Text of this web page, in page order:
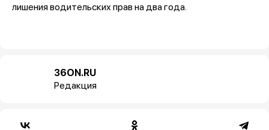
лишения водительских прав на два года.
36ON.RU
Редакция